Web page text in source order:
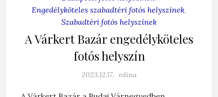
Engedélyköteles szabadtéri fotós helyszínek,
Szabadtéri fotós helyszínek
A Várkert Bazár engedélyköteles
fotós helyszín
2023.12.17. edina